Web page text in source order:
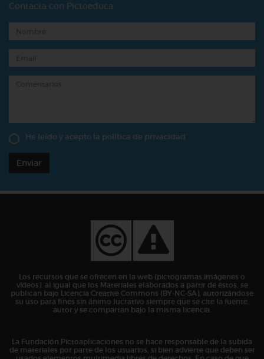
Contacta con Pictoeduca
He leído y acepto la política de privacidad
Enviar
Los recursos que se ofrecen en la web (pictogramas,imágenes o
vídeos), al igual que los Materiales elaborados a partir de éstos, se
publican bajo Licencia Creative Commons (BY-NC-SA), autorizándose
su uso para fines sin ánimo lucrativo siempre que se cite la fuente,
autor y se compartan bajo la misma licencia.
La Fundación Pictoaplicaciones no se hace responsable de la subida
de materiales por parte de los usuarios, si bien advierte que deben ser